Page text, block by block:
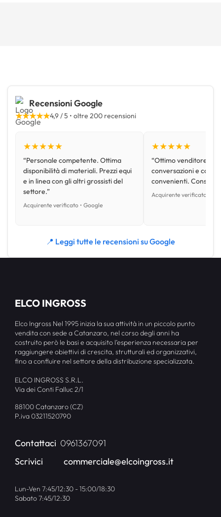
Recensioni Google
★★★★★4,9 / 5 • oltre 200 recensioni
★★★★★
“Personale competente. Ottima
disponibilità di materiali. Prezzi equi
e in linea con gli altri grossisti del
settore.”
Acquirente verificato • Google
★★★★★
“Ottimo venditore,
conversazioni e con
convenienti.
Acquirente verificato •
📍 Leggi tutte le recensioni su Google
ELCO INGROSS
Elco Ingross Nel 1995 inizia la sua attività in un piccolo punto
vendita con sede a Catanzaro, nel corso degli anni ha
costruito però le basi e acquisito l’esperienza necessaria per
raggiungere obiettivi di crescita, strutturali ed organizzativi,
fino a confluire nel settore della distribuzione specializzata.
ELCO INGROSS S.R.L.
Via dei Conti Falluc 2/1
88100 Catanzaro (CZ)
P.iva 03211520790
Contattaci 0961367091
Scrivici
commerciale@elcoingross.it
Lun-Ven 7:45/12:30 - 15:00/18:30
Sabato 7:45/12:30